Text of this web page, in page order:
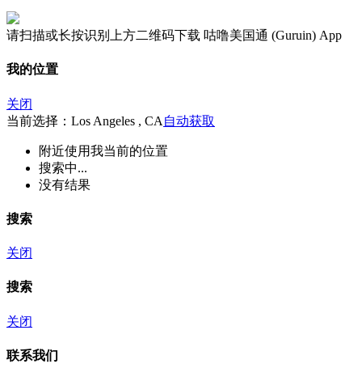
请扫描或长按识别上方二维码下载 咕噜美国通 (Guruin) App
我的位置
关闭
当前选择：Los Angeles , CA 自动获取
附近使用我当前的位置
搜索中...
没有结果
搜索
关闭
搜索
关闭
联系我们